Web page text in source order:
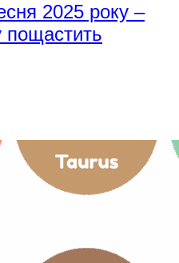
2025 року –
пощастить